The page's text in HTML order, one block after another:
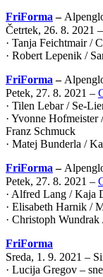
FriForma –
Četrtek, 26. 8. 2021 –
· Tanja Feichtmair /
· Robert Lepenik /
FriForma –
Petek, 27. 8. 2021 –
· Tilen Lebar / Se-
· Yvonne
Franz Schmuck
· Matej Bunderla /
FriForma –
Petek, 27. 8. 2021 –
· Alfred Lang / Kaja
· Elisabeth Harnik /
· Christoph
FriForma
Sreda, 1. 9. 2021 –
· Lucija Gregov –